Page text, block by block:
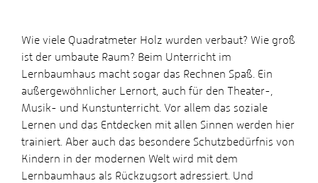
Wie viele Quadratmeter Holz wurden verbaut? Wie groß
ist der umbaute Raum? Beim Unterricht im
Lernbaumhaus macht sogar das Rechnen Spaß. Ein
außergewöhnlicher Lernort, auch für den Theater-,
Musik- und Kunstunterricht. Vor allem das soziale
Lernen und das Entdecken mit allen Sinnen werden hier
trainiert. Aber auch das besondere Schutzbedürfnis von
Kindern in der modernen Welt wird mit dem
Lernbaumhaus als Rückzugsort adressiert. Und